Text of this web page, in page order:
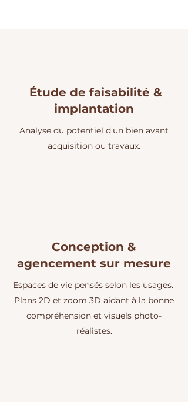
​ Étude de faisabilité &
implantation
Analyse du potentiel d’un bien avant
acquisition ou travaux.
​Conception &
agencement sur mesure
Espaces de vie pensés selon les usages.
Plans 2D et zoom 3D aidant à la bonne
compréhension et visuels photo-
réalistes.